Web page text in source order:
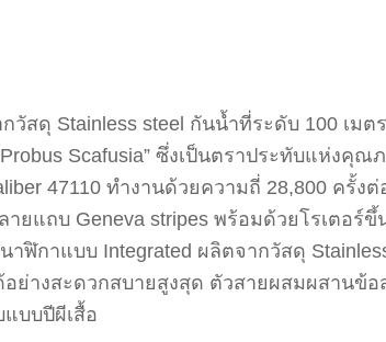
วัสดุ Stainless steel กันน้ำที่ระดับ 100 เม
Scafusia” ซึ่งเป็นตราประทับแห่ง
47110 ทำงานด้วยความถี่ 28,800 ครั้ง
ยแถบ Geneva stripes พร้อมด้วยโรเตอร์
ฬิกาแบบ Integrated ผลิตจากวัสดุ
ย่างสะดวกสบายสูงสุด ตัวสายผสมผสานข้
บบปีผีเสื้อ